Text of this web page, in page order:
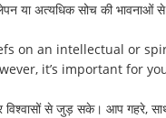
या अत्यधिक सोच की भावनाओं
on an intellectual or
it’s important for
विश्वासों से जुड़ सके। आप गहरे,